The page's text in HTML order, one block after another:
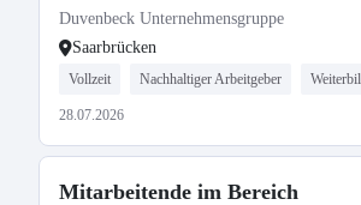
Duvenbeck Unternehmensgruppe
Saarbrücken
Vollzeit Nachhaltiger Arbeitgeber
28.07.2026
Mitarbeitende im Bereich